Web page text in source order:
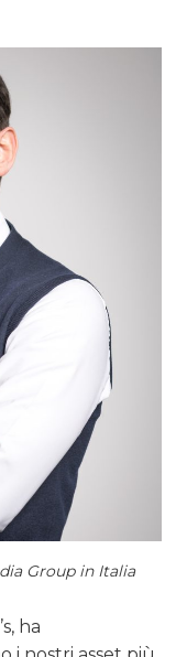
Group in Italia
ha